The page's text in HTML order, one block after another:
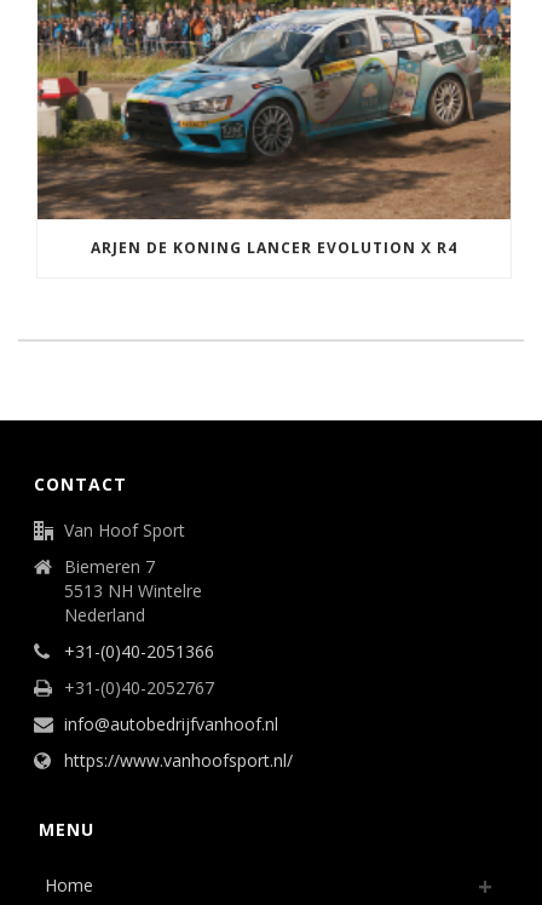
ARJEN DE KONING LANCER EVOLUTION X R4
CONTACT
Van Hoof Sport
Biemeren 7
5513 NH Wintelre
Nederland
+31-(0)40-2051366
+31-(0)40-2052767
info@autobedrijfvanhoof.nl
https://www.vanhoofsport.nl/
MENU
Home